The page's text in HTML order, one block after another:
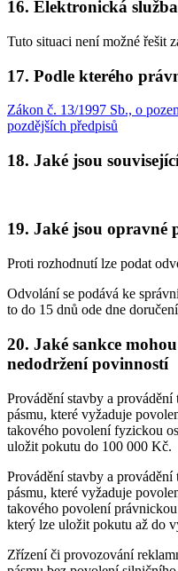
16. Elektronická
Tuto situaci není možné řešit
17. Podle kterého
Zákon č. 13/1997 Sb., o
pozdějších předpisů
18. Jaké jsou
19. Jaké jsou
Proti rozhodnutí lze podat
Odvolání se podává ke
to do 15 dnů ode dne
20. Jaké sankce
nedodržení povinností
Provádění stavby a
pásmu, které vyžaduje
takového povolení fyzickou
uložit pokutu do 100 000 Kč.
Provádění stavby a
pásmu, které vyžaduje
takového povolení
který lze uložit pokutu až do
Zřízení či provozování